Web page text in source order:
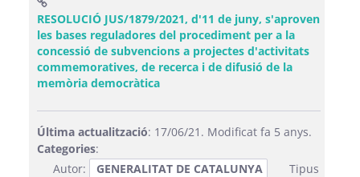
RESOLUCIÓ JUS/1879/2021, d'11 de juny, s'aproven
les bases reguladores del procediment per a la
concessió de subvencions a projectes d'activitats
commemoratives, de recerca i de difusió de la
memòria democràtica(Obre una finestra nova)
Última actualització: 17/06/21. Modificat fa 5 anys.
Categories:
Autor:
GENERALITAT DE CATALUNYA
Tipus